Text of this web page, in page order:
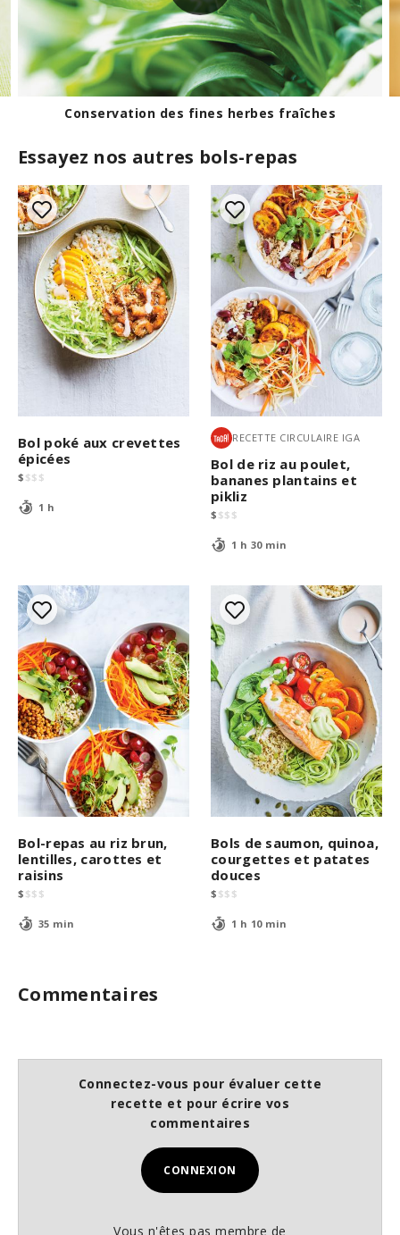
Découvrez les huiles
Essayez nos autres bols-repas
Bol poké aux crevettes
épicées
$ $$ $
1 h
RECETTE CIRCULAIRE IGA
Bol de riz au poulet,
bananes plantains et
pikliz
$ $$ $
1 h 30 min
Bol-repas au riz brun,
lentilles, carottes et
raisins
$ $$ $
35 min
Bols de saumon, quinoa,
courgettes et patates
douces
$ $$ $
1 h 10 min
Commentaires
Connectez-vous pour évaluer cette
recette et pour écrire vos
commentaires
CONNEXION
Vous n'êtes pas membre de